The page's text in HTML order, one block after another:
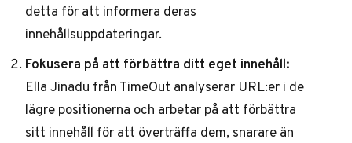
detta för att informera deras
innehållsuppdateringar.
Fokusera på att förbättra ditt eget innehåll:
Ella Jinadu från TimeOut analyserar URL:er i de
lägre positionerna och arbetar på att förbättra
sitt innehåll för att överträffa dem, snarare än